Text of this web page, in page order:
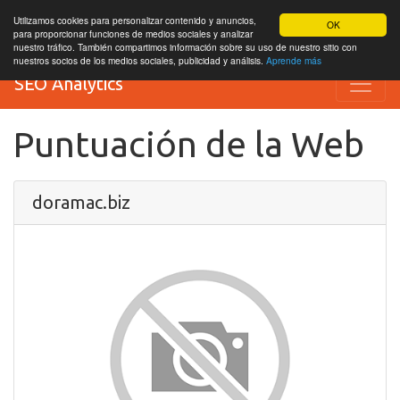
OK
Utilizamos cookies para personalizar contenido y anuncios,
para proporcionar funciones de medios sociales y analizar
nuestro tráfico. También compartimos información sobre su uso de nuestro sitio con
nuestros socios de los medios sociales, publicidad y análisis. Aprende más
SEO Analytics
Puntuación de la Web
doramac.biz